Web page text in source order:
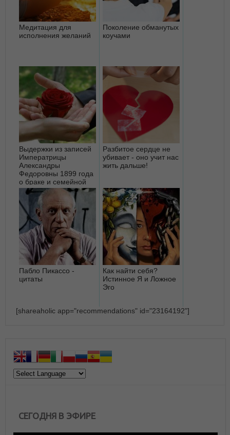
Медитация для
исполнения желаний
Поколение обманутых
коучами
Выдержки из записей
Императрицы
Александры
Федоровны 1899 года
о браке и семейной
жизни
Разбитое сердце не
убивает - оно учит нас
жить дальше!
Пабло Пикассо -
цитаты
Как найти себя?
Истинное Я и Ложное
Эго
[shareaholic app="recommendations" id="23164192"]
СЕГОДНЯ В ЭФИРЕ